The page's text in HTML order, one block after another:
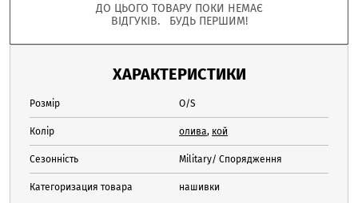
ДО ЦЬОГО ТОВАРУ ПОКИ НЕМАЄ
ВІДГУКІВ. БУДЬ ПЕРШИМ!
ХАРАКТЕРИСТИКИ
Розмір O/S
Колір олива, кой
Сезонність Military/ Спорядження
Категоризация товара нашивки